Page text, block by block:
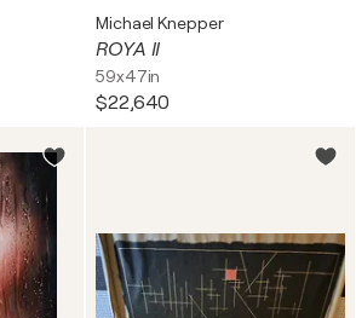
Michael Knepper
ROYA II
59x47in
$22,640